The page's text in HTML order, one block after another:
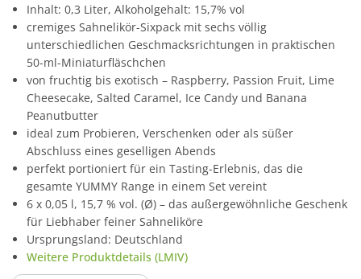
Inhalt: 0,3 Liter, Alkoholgehalt: 15,7% vol
cremiges Sahnelikör-Sixpack mit sechs völlig
unterschiedlichen Geschmacksrichtungen in praktischen
50-ml-Miniaturfläschchen
von fruchtig bis exotisch – Raspberry, Passion Fruit, Lime
Cheesecake, Salted Caramel, Ice Candy und Banana
Peanutbutter
ideal zum Probieren, Verschenken oder als süßer
Abschluss eines geselligen Abends
perfekt portioniert für ein Tasting-Erlebnis, das die
gesamte YUMMY Range in einem Set vereint
6 x 0,05 l, 15,7 % vol. (Ø) – das außergewöhnliche Geschenk
für Liebhaber feiner Sahneliköre
Ursprungsland: Deutschland
Weitere Produktdetails (LMIV)